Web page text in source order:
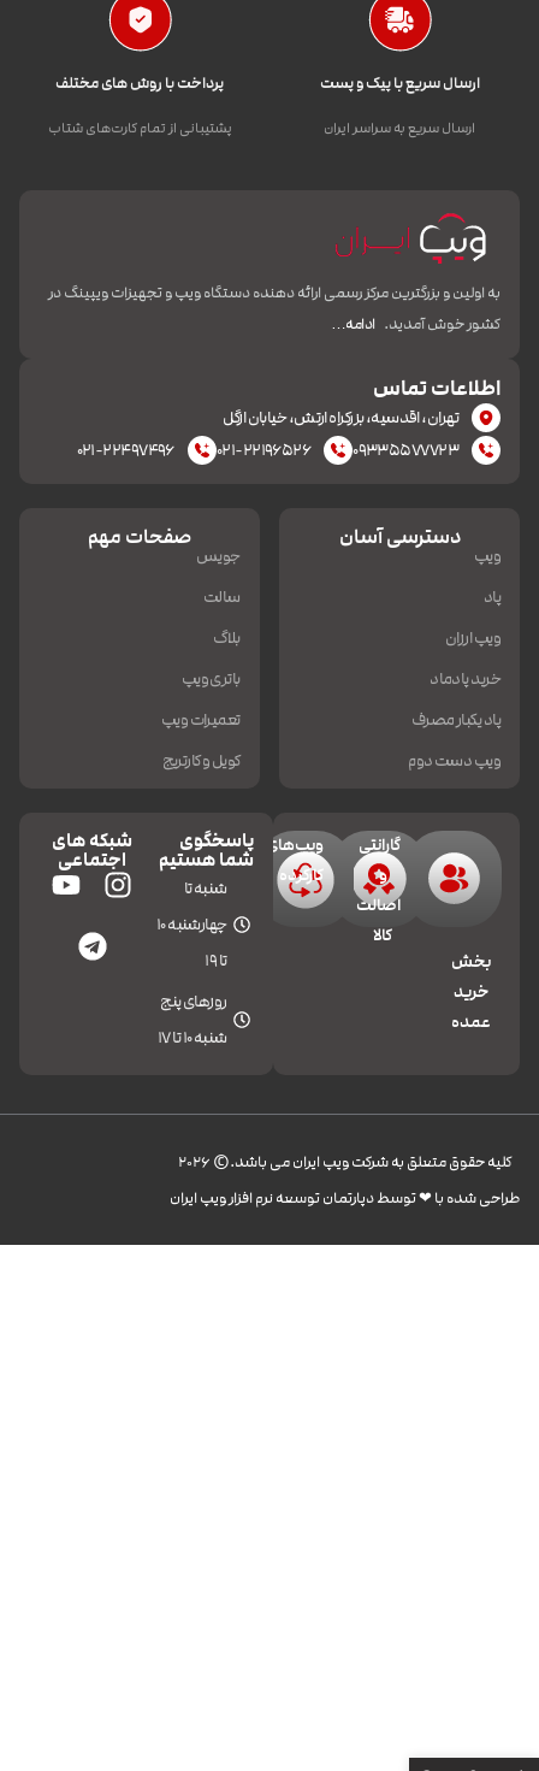
ارسال سریع با پیک و پست
ارسال سریع به سراسر ایران
پرداخت با روش های مختلف
پشتیبانی از تمام کارت‌های شتاب
به اولین و بزرگترین مرکز رسمی ارائه دهنده دستگاه ویپ و تجهیزات ویپینگ در
کشور خوش آمدید. ادامه…
اطلاعات تماس
تهران، اقدسیه، بزرکراه ارتش، خیابان ازگل
۰۹۳۳۵۵۷۷۷۲۳
۰۲۱-۲۲۱۹۶۵۲۶ ۰۲۱-۲۲۴۹۷۴۹۶
دسترسی آسان
ویپ
پاد
ویپ ارزان
خرید پادماد
پاد یکبار مصرف
ویپ دست دوم
صفحات مهم
جویس
سالت
بلاگ
باتری ویپ
تعمیرات ویپ
کویل و کارتریج
بخش
خرید
عمده
گارانتی
و
اصالت
کالا
ویپ‌های
کارکرده
پاسخگوی
شما هستیم
شنبه تا
چهارشنبه 10
تا 19
روزهای پنج
شنبه 10 تا 17
شبکه های
اجتماعی
کليه حقوق متعلق به شرکت ویپ ایران می باشد.© 2026
طراحی شده با ❤︎ توسط دپارتمان توسعه نرم افزار ویپ ایران